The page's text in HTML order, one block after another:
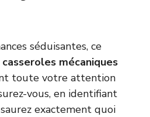
séduisantes, ce
mécaniques
toute votre attention
vous, en identifiant
exactement quoi